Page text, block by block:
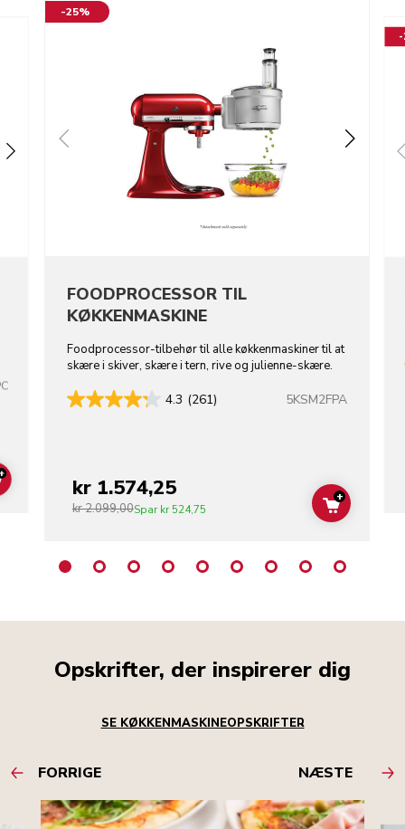
ADD TO CART
-25%
FOODPROCESSOR TIL
KØKKENMASKINE
Foodprocessor-tilbehør til alle køkkenmaskiner til at
skære i skiver, skære i tern, rive og julienne-skære.
4.3 (261) 5KSM2FPA
kr 1.574,25
kr 2.099,00Spar kr 524,75 ADD TO
+
-
Opskrifter, der inspirerer dig
SE KØKKENMASKINEOPSKRIFTER
FORRIGE NÆSTE